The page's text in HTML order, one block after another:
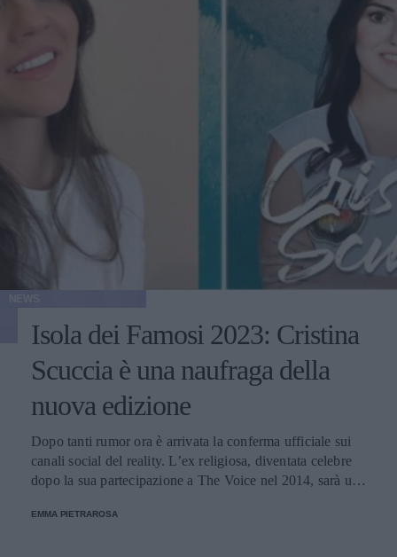
Isola dei Famosi 2023: Cristina
Scuccia è una naufraga della
nuova edizione
Dopo tanti rumor ora è arrivata la conferma ufficiale sui
canali social del reality. L’ex religiosa, diventata celebre
dopo la sua partecipazione a The Voice nel 2014, sarà una
EMMA PIETRAROSA